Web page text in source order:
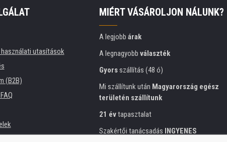
utasítások
(B2B)
MIÉRT VÁSÁROLJON NÁLUNK?
A legjobb árak
A legnagyobb választék
Gyorsszállítás (48 ó)
Mi szállítunk után Magyarország egész
területén szállítunk
21 évtapasztalat
Szakértői tanácsadás INGYENES